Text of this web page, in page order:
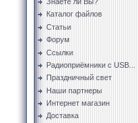
Каталог файлов
Статьи
Форум
Ссылки
Радиоприёмники с USB...
Праздничный свет
Наши партнеры
Интернет магазин
Доставка